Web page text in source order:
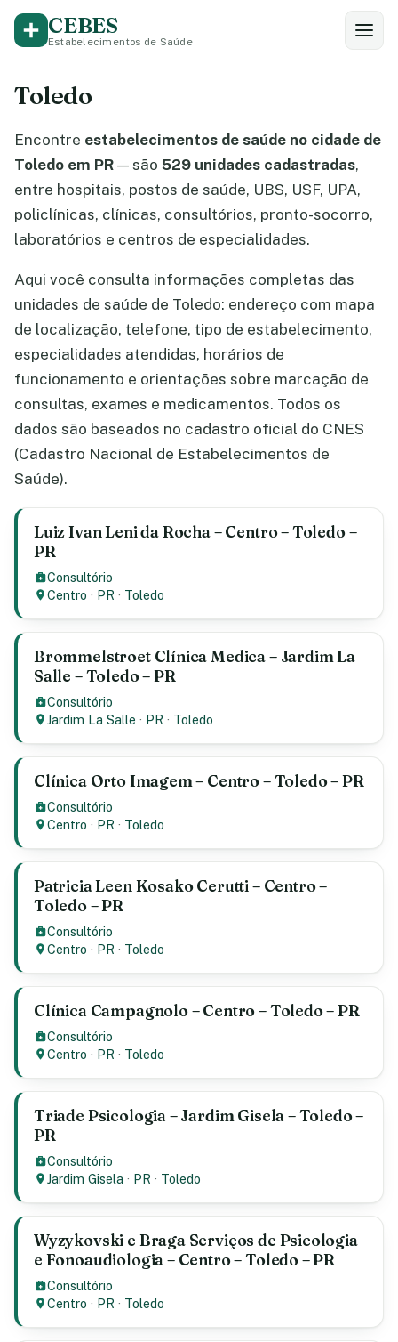
CEBES
Estabelecimentos de Saúde
Toledo
Encontre estabelecimentos de saúde no cidade de
Toledo em PR — são 529 unidades cadastradas,
entre hospitais, postos de saúde, UBS, USF, UPA,
policlínicas, clínicas, consultórios, pronto-socorro,
laboratórios e centros de especialidades.
Aqui você consulta informações completas das
unidades de saúde de Toledo: endereço com mapa
de localização, telefone, tipo de estabelecimento,
especialidades atendidas, horários de
funcionamento e orientações sobre marcação de
consultas, exames e medicamentos. Todos os
dados são baseados no cadastro oficial do CNES
(Cadastro Nacional de Estabelecimentos de
Saúde).
Luiz Ivan Leni da Rocha – Centro – Toledo –
PR
Consultório
Centro · PR · Toledo
Brommelstroet Clínica Medica – Jardim La
Salle – Toledo – PR
Consultório
Jardim La Salle · PR · Toledo
Clínica Orto Imagem – Centro – Toledo – PR
Consultório
Centro · PR · Toledo
Patricia Leen Kosako Cerutti – Centro –
Toledo – PR
Consultório
Centro · PR · Toledo
Clínica Campagnolo – Centro – Toledo – PR
Consultório
Centro · PR · Toledo
Triade Psicologia – Jardim Gisela – Toledo –
PR
Consultório
Jardim Gisela · PR · Toledo
Wyzykovski e Braga Serviços de Psicologia
e Fonoaudiologia – Centro – Toledo – PR
Consultório
Centro · PR · Toledo